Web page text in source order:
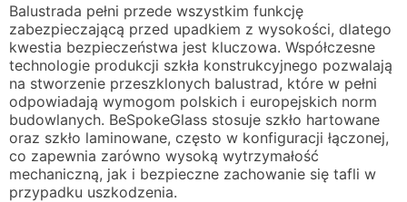
Balustrada pełni przede wszystkim funkcję
zabezpieczającą przed upadkiem z wysokości, dlatego
kwestia bezpieczeństwa jest kluczowa. Współczesne
technologie produkcji szkła konstrukcyjnego pozwalają
na stworzenie przeszklonych balustrad, które w pełni
odpowiadają wymogom polskich i europejskich norm
budowlanych. BeSpokeGlass stosuje szkło hartowane
oraz szkło laminowane, często w konfiguracji łączonej,
co zapewnia zarówno wysoką wytrzymałość
mechaniczną, jak i bezpieczne zachowanie się tafli w
przypadku uszkodzenia.